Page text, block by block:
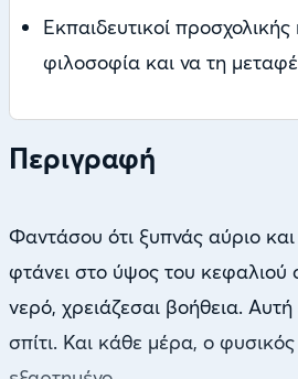
Εκπαιδευτικοί
φιλοσοφία και να τη
Περιγραφή
Φαντάσου ότι ξυπνάς αύριο
φτάνει στο ύψος του κεφαλιού
νερό, χρειάζεσαι βοήθεια.
σπίτι. Και κάθε μέρα, ο